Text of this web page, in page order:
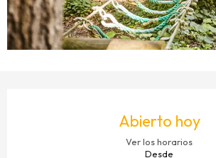
Abierto hoy
Ver los horarios
Desde